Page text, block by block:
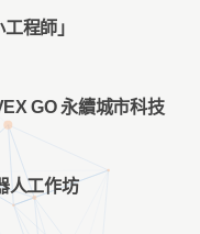
程師」
GO 永續城市科技
人工作坊